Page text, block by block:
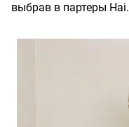
выбрав в партеры Hai.